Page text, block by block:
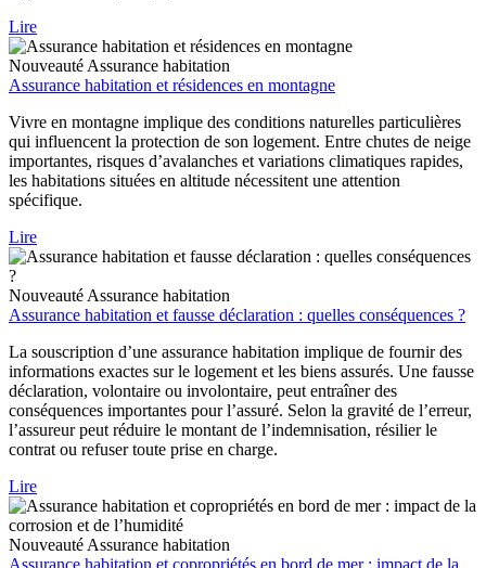
Lire
Nouveauté Assurance habitation
Assurance habitation et résidences en montagne
Vivre en montagne implique des conditions naturelles particulières
qui influencent la protection de son logement. Entre chutes de neige
importantes, risques d’avalanches et variations climatiques rapides,
les habitations situées en altitude nécessitent une attention
spécifique.
Lire
Nouveauté Assurance habitation
Assurance habitation et fausse déclaration : quelles conséquences ?
La souscription d’une assurance habitation implique de fournir des
informations exactes sur le logement et les biens assurés. Une fausse
déclaration, volontaire ou involontaire, peut entraîner des
conséquences importantes pour l’assuré. Selon la gravité de l’erreur,
l’assureur peut réduire le montant de l’indemnisation, résilier le
contrat ou refuser toute prise en charge.
Lire
Nouveauté Assurance habitation
Assurance habitation et copropriétés en bord de mer : impact de la